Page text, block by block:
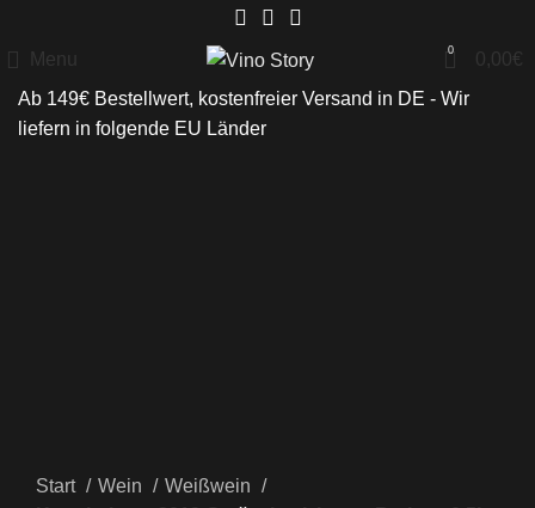
Menu 0 0,00€
Ab 149€ Bestellwert, kostenfreier Versand in DE - Wir
liefern in folgende EU Länder
Start Wein
Weißwein